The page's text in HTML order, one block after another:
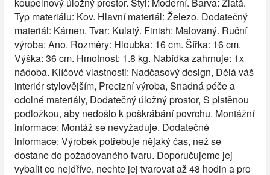
Typ materiálu: Kov. Hlavní materiál: Železo. Dodatečný
materiál: Kámen. Tvar: Kulatý. Finish: Malovaný. Ruční
výroba: Ano. Rozměry: Hloubka: 16 cm. Šířka: 16 cm.
Výška: 36 cm. Hmotnost: 1.8 kg. Nabídka zahrnuje: 1x
nádoba. Klíčové vlastnosti: Nadčasový design, Dělá váš
interiér stylovějším, Precizní výroba, Snadná péče a
odolné materiály, Dodatečný úložný prostor, S plstěnou
podložkou, aby nedošlo k poškrábání povrchu. Montážní
informace: Montáž se nevyžaduje. Dodatečné
informace: Výrobek potřebuje nějaký čas, než se
dostane do požadovaného tvaru. Doporučujeme jej
vybalit co nejdříve, nechte jej tvarovat až 48 hodin a pro